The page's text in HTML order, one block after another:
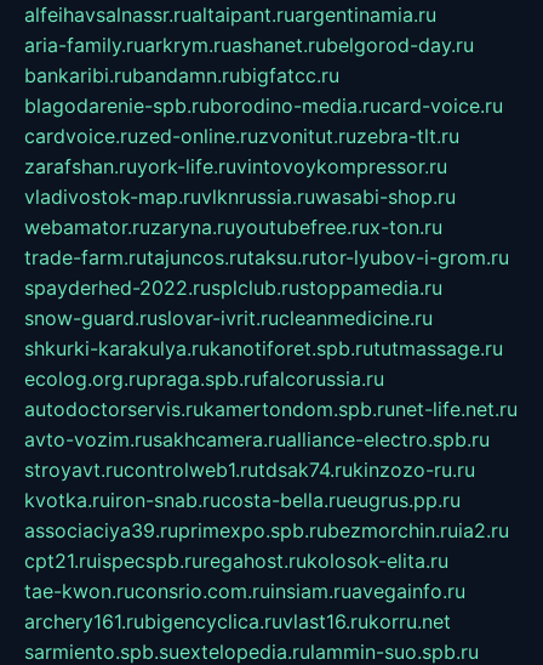
alfeihavsalnassr.rualtaipant.ruargentinamia.ru
aria-family.ruarkrym.ruashanet.rubelgorod-day.ru
bankaribi.rubandamn.rubigfatcc.ru
blagodarenie-spb.ruborodino-media.rucard-voice.ru
cardvoice.ruzed-online.ruzvonitut.ruzebra-tlt.ru
zarafshan.ruyork-life.ruvintovoykompressor.ru
vladivostok-map.ruvlknrussia.ruwasabi-shop.ru
webamator.ruzaryna.ruyoutubefree.rux-ton.ru
trade-farm.rutajuncos.rutaksu.rutor-lyubov-i-grom.ru
spayderhed-2022.rusplclub.rustoppamedia.ru
snow-guard.ruslovar-ivrit.rucleanmedicine.ru
shkurki-karakulya.rukanotiforet.spb.rututmassage.ru
ecolog.org.rupraga.spb.rufalcorussia.ru
autodoctorservis.rukamertondom.spb.runet-life.net.ru
avto-vozim.rusakhcamera.rualliance-electro.spb.ru
stroyavt.rucontrolweb1.rutdsak74.rukinzozo-ru.ru
kvotka.ruiron-snab.rucosta-bella.rueugrus.pp.ru
associaciya39.ruprimexpo.spb.rubezmorchin.ruia2.ru
cpt21.ruispecspb.ruregahost.rukolosok-elita.ru
tae-kwon.ruconsrio.com.ruinsiam.ruavegainfo.ru
archery161.rubigencyclica.ruvlast16.rukorru.net
sarmiento.spb.suextelopedia.rulammin-suo.spb.ru